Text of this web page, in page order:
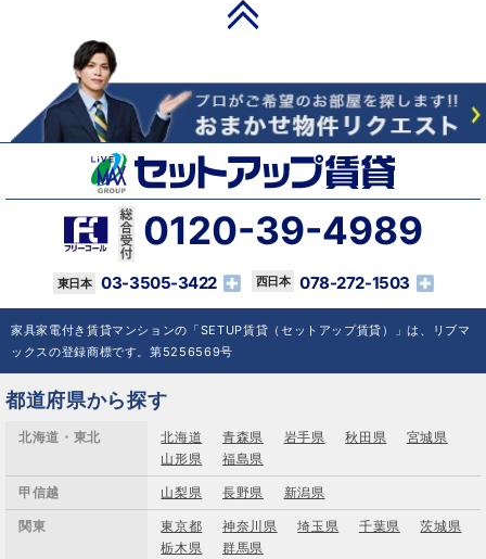
0120-39-4989
03-3505-3422 078-272-1503
家具家電付き賃貸マンションの「SETUP賃貸（セットアップ賃貸）」は、リブマ
ックスの登録商標です。第5256569号
都道府県から探す
北海道・東北 北海道 青森県 岩手県 秋田県
宮城県
山形県
福島県
甲信越 山梨県 長野県 新潟県
関東 東京都 神奈川県 埼玉県 千葉県
茨城県
栃木県
群馬県